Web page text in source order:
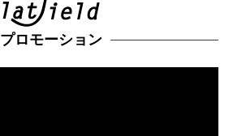
プロモーション